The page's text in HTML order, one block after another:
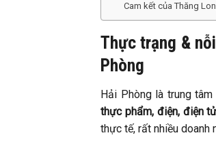
Cam kết của Thăng
Thực trạng &
Phòng
Hải Phòng là trung
thực phẩm, điện, điện
thực tế, rất nhiều doanh